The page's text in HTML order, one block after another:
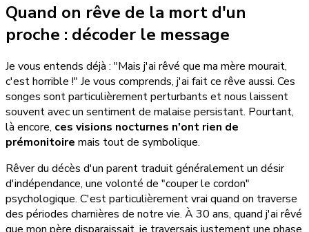
Quand on rêve de la mort d'un
proche : décoder le message
Je vous entends déjà : "Mais j'ai rêvé que ma mère mourait,
c'est horrible !" Je vous comprends, j'ai fait ce rêve aussi. Ces
songes sont particulièrement perturbants et nous laissent
souvent avec un sentiment de malaise persistant. Pourtant,
là encore, ces visions nocturnes n'ont rien de
prémonitoire mais tout de symbolique.
Rêver du décès d'un parent traduit généralement un désir
d'indépendance, une volonté de "couper le cordon"
psychologique. C'est particulièrement vrai quand on traverse
des périodes charnières de notre vie. À 30 ans, quand j'ai rêvé